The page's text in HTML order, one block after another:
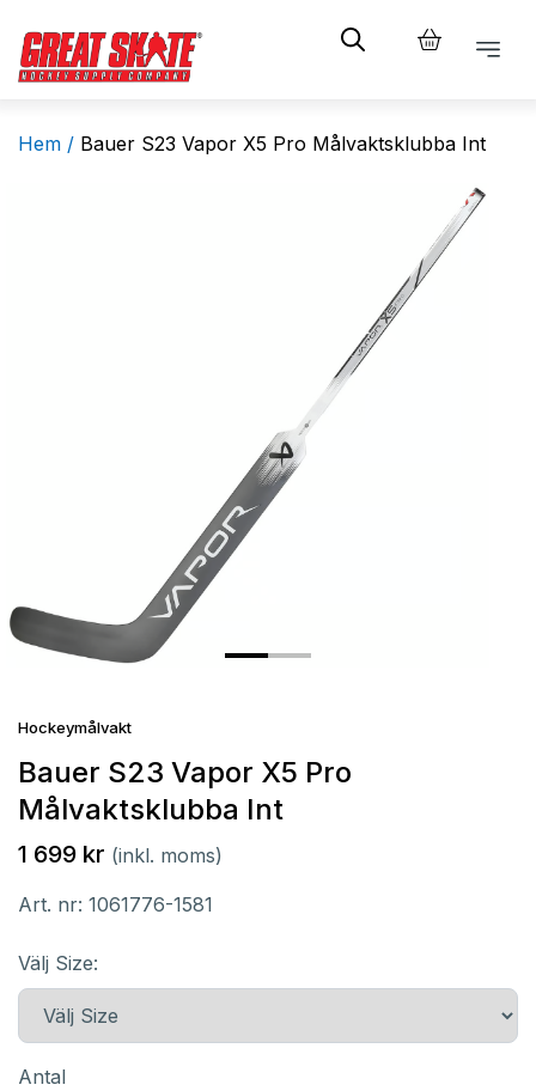
Hem / Bauer S23 Vapor X5 Pro Målvaktsklubba Int
Hockeymålvakt
Bauer S23 Vapor X5 Pro
Målvaktsklubba Int
1 699 kr (inkl. moms)
Art. nr: 1061776-1581
Välj Size:
Antal